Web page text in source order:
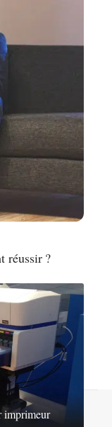
réussir ?
imprimeur
Sitemap